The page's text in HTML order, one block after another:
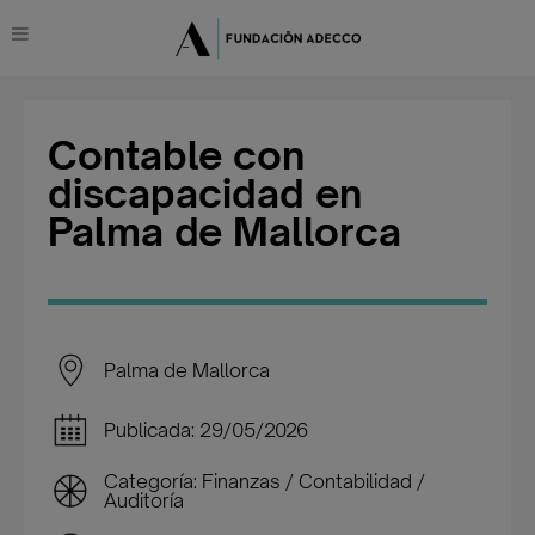
Contable con
discapacidad en
Palma de Mallorca
Palma de Mallorca
Publicada: 29/05/2026
Categoría: Finanzas / Contabilidad /
Auditoría